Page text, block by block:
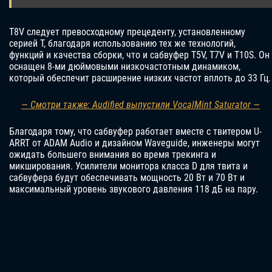
T8V следует превосходному прецеденту, установленному
серией T, благодаря использованию тех же технологий,
функций и качества сборки, что и сабвуфер T5V, T7V и T10S. Он
оснащен 8-ми дюймовыми низкочастотным динамиком,
который обеспечит расширение низких частот вплоть до 33 Гц.
— Смотри также: Audified выпустили VocalMint Saturator —
Благодаря тому, что сабвуфер работает вместе с твитером U-
ARRT от ADAM Audio и дизайном Waveguide, инженеры могут
ожидать большего внимания во время трекинга и
микширования. Усилители монитора класса D для твита и
сабвуфера будут обеспечивать мощность 20 Вт и 70 Вт и
максимальный уровень звукового давления 118 дБ на пару.